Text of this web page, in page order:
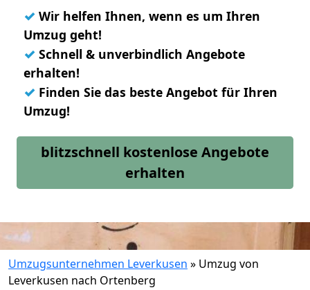
✓ Wir helfen Ihnen, wenn es um Ihren
Umzug geht!
✓ Schnell & unverbindlich Angebote
erhalten!
✓ Finden Sie das beste Angebot für Ihren
Umzug!
blitzschnell kostenlose Angebote
erhalten
Umzugsunternehmen Leverkusen » Umzug von
Leverkusen nach Ortenberg